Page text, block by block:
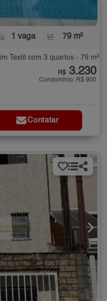
1 vaga 79 m²
Textil com 3 quartos - 79 m²
R$ 3.230
Condomínio: R$ 900
Contatar